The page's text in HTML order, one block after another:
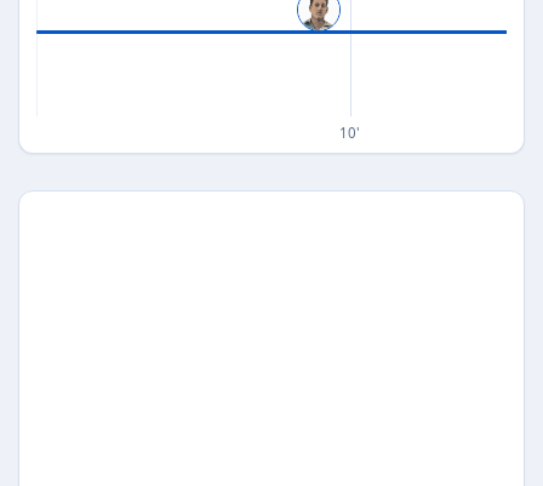
10'